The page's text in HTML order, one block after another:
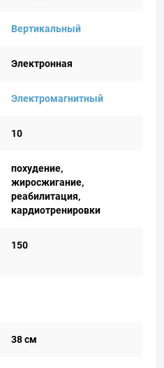
Вертикальный
Электронная
Электромагнитный
10
похудение,
жиросжигание,
реабилитация,
кардиотренировки
150
38 см